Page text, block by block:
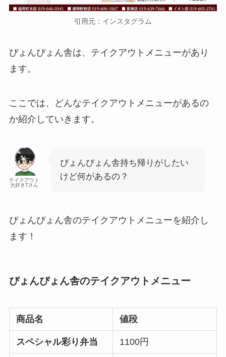
引用元：インスタグラム
ぴょんぴょん舎は、テイクアウトメニューがあり
ます。
ここでは、どんなテイクアウトメニューがあるの
か紹介していきます。
テイクアウト
大好きTさん
ぴょんぴょん舎持ち帰りがしたい
けど何があるの？
ぴょんぴょん舎のテイクアウトメニューを紹介し
ます！
ぴょんぴょん舎のテイクアウトメニュー
商品名 値段
スペシャル彩り弁当 1100円